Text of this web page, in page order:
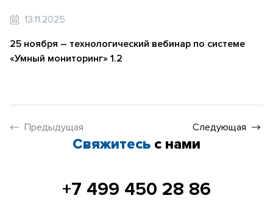
13.11.2025
25 ноября – технологический вебинар по системе
«Умный мониторинг» 1.2
Предыдущая Следующая
Свяжитесь с нами
+7 499 450 28 86